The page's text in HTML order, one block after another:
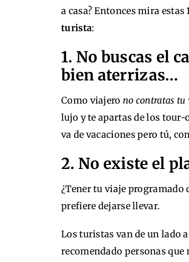
a casa? Entonces mira estas
turista:
1. No buscas el
bien aterrizas…
Como viajero no contratas tu
lujo y te apartas de los tour-
va de vacaciones pero tú,
2. No existe el
¿Tener tu viaje programado
prefiere dejarse llevar.
Los turistas van de un lado
recomendado personas